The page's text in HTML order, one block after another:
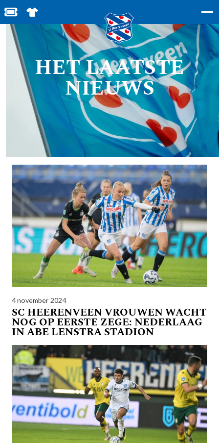
BESTEL JOUW TICKETS
SHOP IN DE FEANSTORE
HET LAATSTE
NIEUWS
4 november 2024
SC HEERENVEEN VROUWEN WACHT
NOG OP EERSTE ZEGE: NEDERLAAG
IN ABE LENSTRA STADION